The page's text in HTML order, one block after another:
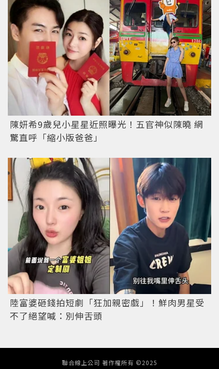
陳妍希9歲兒小星星近照曝光！五官神似陳曉 網
驚直呼「縮小版爸爸」
陸富婆砸錢拍短劇「狂加親密戲」！鮮肉男星受
不了絕望喊：別伸舌頭
聯合線上公司 著作權所有 ©2025